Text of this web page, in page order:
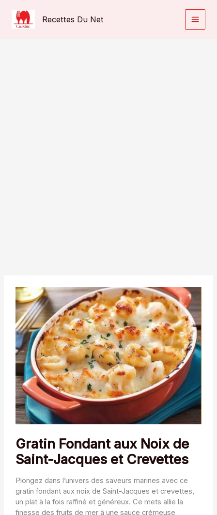
contenu
Recettes Du Net
Gratin Fondant aux Noix de
Saint-Jacques et Crevettes
Plongez dans l’univers des saveurs marines avec ce
gratin fondant aux noix de Saint-Jacques et crevettes,
un plat à la fois raffiné et généreux. Ce mets allie la
finesse des fruits de mer à une sauce crémeuse